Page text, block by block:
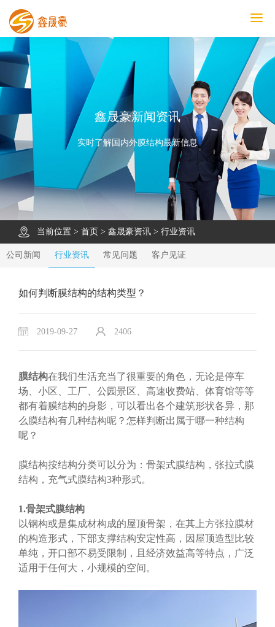
鑫晟豪首页
产品中心
工程案例
膜结构车棚
污水池反吊膜加盖
鑫晟豪资讯
关于鑫晟豪
联系鑫晟豪
鑫晟豪新闻资讯
实时了解国内外膜结构最新信息
当前位置 > 首页 > 鑫晟豪资讯 > 行业资讯
公司新闻 行业资讯 常见问题 客户见证
如何判断膜结构的结构类型？
2019-09-27 2406
膜结构在我们生活充当了很重要的角色，无论是停车
场、小区 、工厂 、公园景区
高速收费站、体育馆等等
都有着膜结构的身影，可以看出各个建筑形状各异，那
么膜结构有几种结构呢？怎样判断出属于哪一种结构
呢？
膜结构按结构分类可以分为：骨架式膜结构，张拉式膜
结构，充气式膜结构3种形式。
1.骨架式膜结构
以钢构或是集成材构成的屋顶骨架，在其上方张拉膜材
的构造形式，下部支撑结构安定性高，因屋顶造型比较
单纯，开口部不易受限制，且经济效益高等特点，广泛
适用于任何大，小规模的空间。